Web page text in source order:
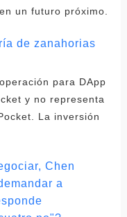
un futuro próximo.
de zanahorias
para DApp
y no representa
La inversión
Chen
a